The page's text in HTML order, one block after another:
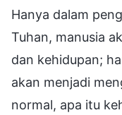
Hanya dalam
Tuhan, manusia
dan kehidupan;
akan menjadi
normal, apa itu